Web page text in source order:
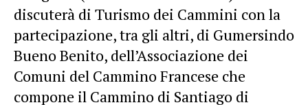
discuterà di Turismo dei Cammini con la
partecipazione, tra gli altri, di Gumersindo
Bueno Benito, dell’Associazione dei
Comuni del Cammino Francese che
compone il Cammino di Santiago di